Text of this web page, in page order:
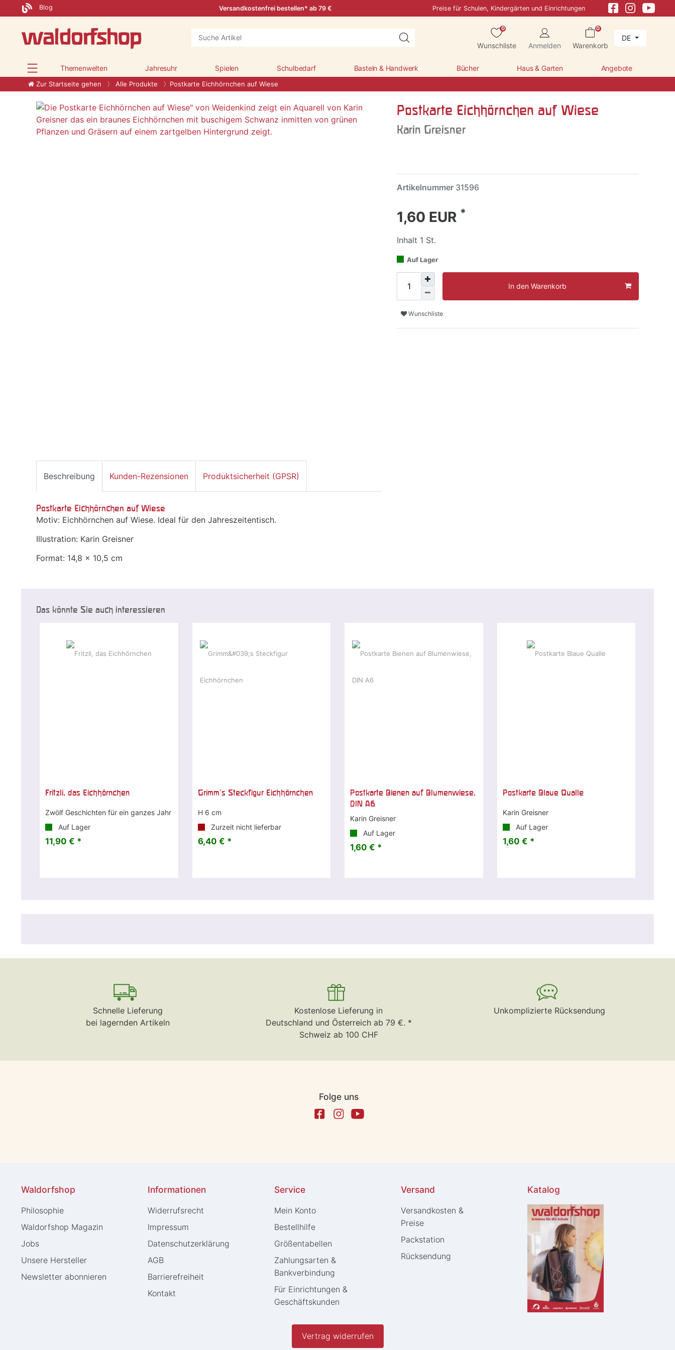
Blog Versandkostenfrei bestellen* ab 79 € Preise für Schulen, Kindergärten und Einrichtungen
0
Wunschliste Anmelden
0
Warenkorb
DE
Themenwelten Jahresuhr Spielen Schulbedarf Basteln & Handwerk Bücher Haus & Garten Angebote
Zur Startseite gehen Alle Produkte Postkarte Eichhörnchen auf Wiese
Postkarte Eichhörnchen auf Wiese
Karin Greisner
Artikelnummer 31596
1,60 EUR *
Inhalt 1 St.
Auf Lager
In den Warenkorb
Wunschliste
Beschreibung Kunden-Rezensionen Produktsicherheit (GPSR)
Postkarte Eichhörnchen auf Wiese
Motiv: Eichhörnchen auf Wiese. Ideal für den Jahreszeitentisch.
Illustration: Karin Greisner
Format: 14,8 x 10,5 cm
Das könnte Sie auch interessieren
Fritzli, das Eichhörnchen
Zwölf Geschichten für ein ganzes Jahr
Auf Lager
11,90 € *
Grimm's Steckfigur Eichhörnchen
H 6 cm
Zurzeit nicht lieferbar
6,40 € *
Postkarte Bienen auf Blumenwiese,
DIN A6
Karin Greisner
Auf Lager
1,60 € *
Postkarte Blaue Qualle
Karin Greisner
Auf Lager
1,60 € *
Schnelle Lieferung
bei lagernden Artikeln
Kostenlose Lieferung in
Deutschland und Österreich ab 79 €. *
Schweiz ab 100 CHF
Unkomplizierte Rücksendung
Folge uns
Waldorfshop
Philosophie
Waldorfshop Magazin
Jobs
Unsere Hersteller
Newsletter abonnieren
Informationen
Widerrufs­recht
Impressum
Daten­schutz­erklärung
AGB
Barrierefreiheit
Kontakt
Service
Mein Konto
Bestellhilfe
Größentabellen
Zahlungsarten &
Bankverbindung
Für Einrichtungen &
Geschäftskunden
Versand
Versandkosten &
Preise
Packstation
Rücksendung
Katalog
Vertrag widerrufen